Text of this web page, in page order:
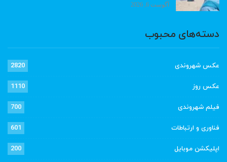
آگوست 6, 2026
دسته‌های محبوب
عکس شهروندی 2820
عکس روز 1110
فیلم شهروندی 700
فناوری و ارتباطات 601
اپلیکشن موبایل 200